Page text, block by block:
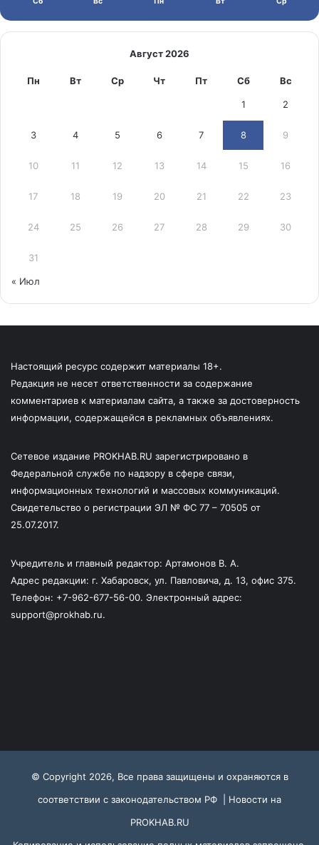
Август 2026
Пн Вт Ср Чт Пт Сб Вс
1 2
3 4 5 6 7 8 9
10 11 12 13 14 15 16
17 18 19 20 21 22 23
24 25 26 27 28 29 30
31
« Июл
Настоящий ресурс содержит материалы 18+.
Редакция не несет ответственности за содержание
комментариев к материалам сайта, а также за достоверность
информации, содержащейся в рекламных объявлениях.
Сетевое издание PROKHAB.RU зарегистрировано в
Федеральной службе по надзору в сфере связи,
информационных технологий и массовых коммуникаций.
Свидетельство о регистрации ЭЛ № ФС 77 – 70505 от
25.07.2017.
Учредитель и главный редактор: Артамонов В. А.
Адрес редакции: г. Хабаровск, ул. Павловича, д. 13, офис 375.
Телефон: +7-962-677-56-00. Электронный адрес:
support@prokhab.ru.
© Copyright 2026, Все права защищены и охраняются в
соответствии с законодательством РФ | Новости на
PROKHAB.RU